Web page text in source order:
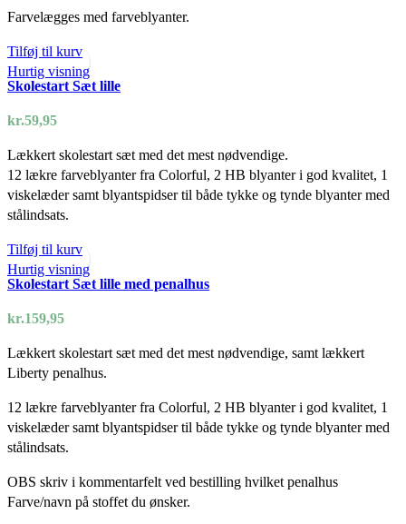
kr.19,95.kr.15,96.
Farvelægges med farveblyanter.
Tilføj til kurv
Hurtig visning
Skolestart Sæt lille
kr.59,95
Lækkert skolestart sæt med det mest nødvendige.
12 lækre farveblyanter fra Colorful, 2 HB blyanter i god kvalitet, 1
viskelæder samt blyantspidser til både tykke og tynde blyanter med
stålindsats.
Tilføj til kurv
Hurtig visning
Skolestart Sæt lille med penalhus
kr.159,95
Lækkert skolestart sæt med det mest nødvendige, samt lækkert
Liberty penalhus.
12 lækre farveblyanter fra Colorful, 2 HB blyanter i god kvalitet, 1
viskelæder samt blyantspidser til både tykke og tynde blyanter med
stålindsats.
OBS skriv i kommentarfelt ved bestilling hvilket penalhus
Farve/navn på stoffet du ønsker.